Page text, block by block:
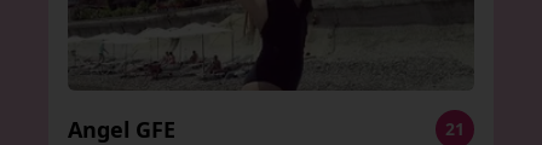
Angel GFE
21